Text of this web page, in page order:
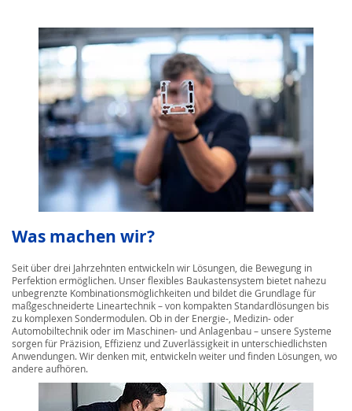
Was machen wir?
Seit über drei Jahrzehnten entwickeln wir Lösungen, die Bewegung in
Perfektion ermöglichen. Unser flexibles Baukastensystem bietet nahezu
unbegrenzte Kombinationsmöglichkeiten und bildet die Grundlage für
maßgeschneiderte Lineartechnik – von kompakten Standardlösungen bis
zu komplexen Sondermodulen. Ob in der Energie-, Medizin- oder
Automobiltechnik oder im Maschinen- und Anlagenbau – unsere Systeme
sorgen für Präzision, Effizienz und Zuverlässigkeit in unterschiedlichsten
Anwendungen. Wir denken mit, entwickeln weiter und finden Lösungen, wo
andere aufhören.